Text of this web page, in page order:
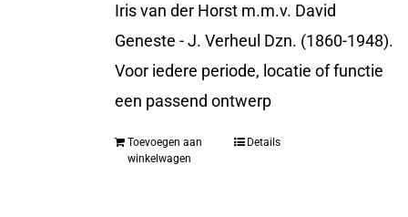
Iris van der Horst m.m.v. David
Geneste - J. Verheul Dzn. (1860-1948).
Voor iedere periode, locatie of functie
een passend ontwerp
Toevoegen aan
winkelwagen
Details